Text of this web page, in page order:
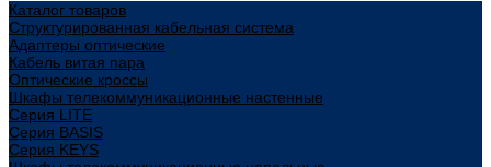
Каталог товаров
Структурированная кабельная система
Адаптеры оптические
Кабель витая пара
Оптические кроссы
Шкафы телекоммуникационные настенные
Cерия LITE
Cерия BASIS
Cерия KEYS